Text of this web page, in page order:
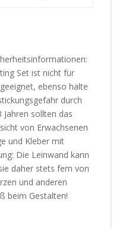
Set ist nicht für
ebenso halte
durch
Jahren sollten das
von Erwachsenen
und Kleber mit
Die Leinwand kann
daher stets fern von
und anderen
beim Gestalten!